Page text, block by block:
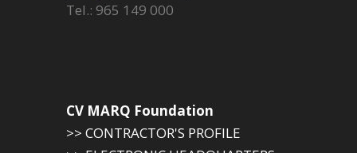
Tel.: 965 149 000
CV MARQ Foundation
>> CONTRACTOR'S PROFILE